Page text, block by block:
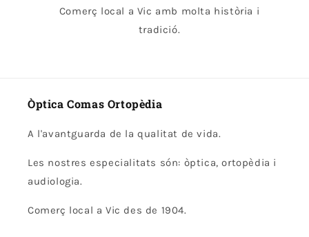
Comerç local a Vic amb molta història i
tradició.
Òptica Comas Ortopèdia
A l'avantguarda de la qualitat de vida.
Les nostres especialitats són: òptica, ortopèdia i
audiologia.
Comerç local a Vic des de 1904.